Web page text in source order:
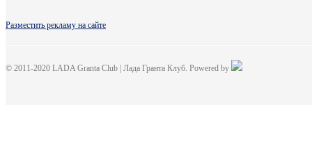
Разместить рекламу на сайте
© 2011-2020 LADA Granta Club | Лада Гранта Клуб. Powered by